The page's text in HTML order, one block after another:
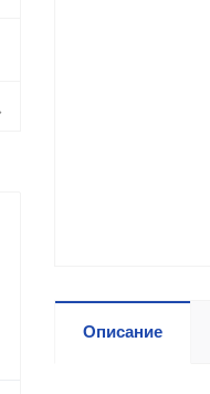
Описание